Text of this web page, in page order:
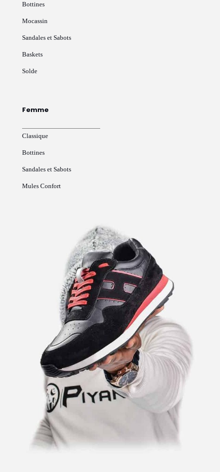
Bottines
Mocassin
Sandales et Sabots
Baskets
Solde
Femme
Classique
Bottines
Sandales et Sabots
Mules Confort